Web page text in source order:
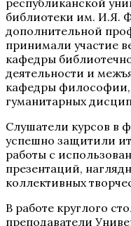
библиотеки им. И.Я.
дополнительной
принимали участие
кафедры
деятельности и
кафедры философии,
гуманитарных
Слушатели курсов в
успешно защитили
работы с
презентаций,
коллективных
В работе круглого
преподаватели